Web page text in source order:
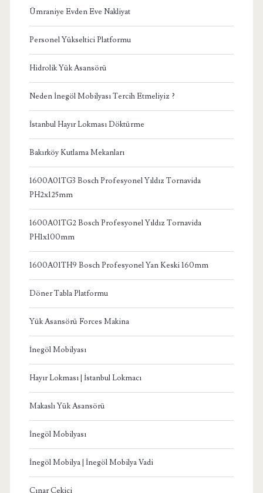
Ümraniye Evden Eve Nakliyat
Personel Yükseltici Platformu
Hidrolik Yük Asansörü
Neden İnegöl Mobilyası Tercih Etmeliyiz ?
İstanbul Hayır Lokması Döktürme
Bakırköy Kutlama Mekanları
1600A01TG3 Bosch Profesyonel Yıldız Tornavida
PH2x125mm
1600A01TG2 Bosch Profesyonel Yıldız Tornavida
PH1x100mm
1600A01TH9 Bosch Profesyonel Yan Keski 160mm
Döner Tabla Platformu
Yük Asansörü Forces Makina
İnegöl Mobilyası
Hayır Lokması | İstanbul Lokmacı
Makaslı Yük Asansörü
İnegöl Mobilyası
İnegöl Mobilya | İnegöl Mobilya Vadi
Çınar Çekici